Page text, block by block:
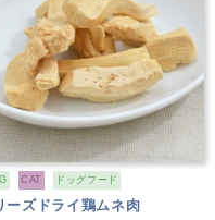
CAT ドッグフード
ーズドライ鶏ムネ肉